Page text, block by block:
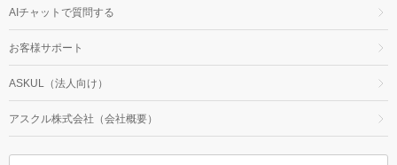
AIチャットで質問する
お客様サポート
ASKUL（法人向け）
アスクル株式会社（会社概要）